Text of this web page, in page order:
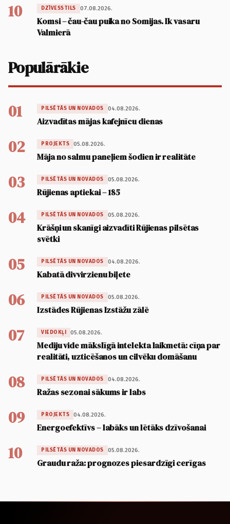
10 DZĪVESSTILS 07.08.2026.
Komsi – čau-čau puika no Somijas. Ik vasaru
Valmierā
Populārākie
01 PILSĒTĀS UN NOVADOS 04.08.2026.
Aizvadītas mājas kafejnīcu dienas
02 PROJEKTS 05.08.2026.
Māja no salmu paneļiem šodien ir realitāte
03 PILSĒTĀS UN NOVADOS 05.08.2026.
Rūjienas aptiekai – 185
04 PILSĒTĀS UN NOVADOS 05.08.2026.
Krāšņi un skanīgi aizvadīti Rūjienas pilsētas
svētki
05 PILSĒTĀS UN NOVADOS 04.08.2026.
Kabatā divvirzienu biļete
06 PILSĒTĀS UN NOVADOS 05.08.2026.
Izstādes Rūjienas Izstāžu zālē
07 VIEDOKĻI 05.08.2026.
Mediju vide mākslīgā intelekta laikmetā: cīņa par
realitāti, uzticēšanos un cilvēku domāšanu
08 PILSĒTĀS UN NOVADOS 04.08.2026.
Ražas sezonai sākums ir labs
09 PROJEKTS 04.08.2026.
Energoefektīvs – labāks un lētāks dzīvošanai
10 PILSĒTĀS UN NOVADOS 05.08.2026.
Graudu raža: prognozes piesardzīgi cerīgas